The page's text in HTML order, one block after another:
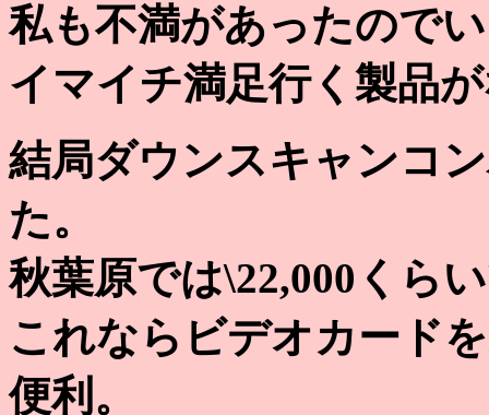
私も不満があったので
イマイチ満足行く製品
結局ダウンスキャンコ
た。
秋葉原では\22,000くら
これならビデオカード
便利。